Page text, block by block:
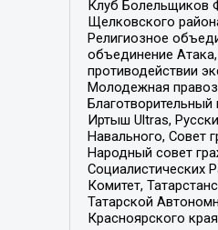
Клуб Болельщиков
Щелковского
Религиозное
объединение
противодействии
Молодежная
Иртыш Ultras,
Навального, Совет
Народный совет
Социалистических
Комитет,
Татарской
Красноярского